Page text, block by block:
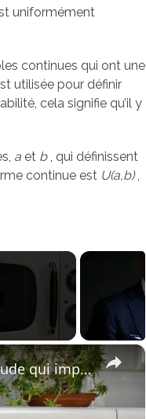
uniformément
continues qui ont une
utilisée pour définir
cela signifie qu’il y
a et b, qui définissent
continue est U(a,b),
×
d’électricité ?